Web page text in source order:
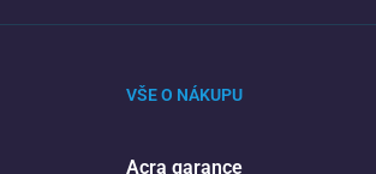
VŠE O NÁKUPU
Acra garance